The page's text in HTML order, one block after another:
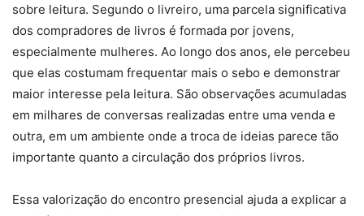
sobre leitura. Segundo o livreiro, uma parcela significativa
dos compradores de livros é formada por jovens,
especialmente mulheres. Ao longo dos anos, ele percebeu
que elas costumam frequentar mais o sebo e demonstrar
maior interesse pela leitura. São observações acumuladas
em milhares de conversas realizadas entre uma venda e
outra, em um ambiente onde a troca de ideias parece tão
importante quanto a circulação dos próprios livros.
Essa valorização do encontro presencial ajuda a explicar a